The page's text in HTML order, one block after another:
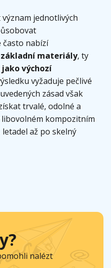
jednotlivých
nabízí
materiály, ty
jako výchozí
vyžaduje pečlivé
zásad však
trvalé, odolné a
kompozitním
až po skelný
nalézt